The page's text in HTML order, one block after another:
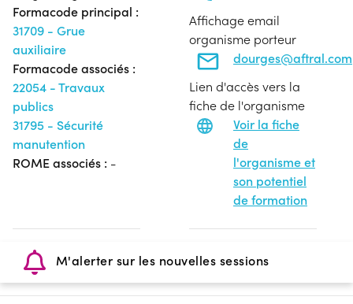
Formacode principal :
31709 - Grue
auxiliaire
Formacode associés :
22054 - Travaux
publics
31795 - Sécurité
manutention
ROME associés : -
Affichage email
organisme porteur
dourges@aftral.com
Lien d'accès vers la
fiche de l'organisme
Voir la fiche
de
l'organisme et
son potentiel
de formation
M'alerter sur les nouvelles sessions